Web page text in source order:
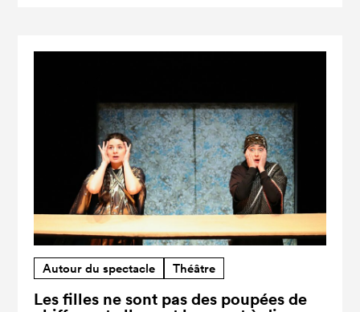
Autour du spectacle Théâtre
Les filles ne sont pas des poupées de